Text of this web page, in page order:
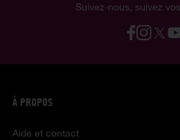
Suivez-nous, suivez
À PROPOS
Aide et contact